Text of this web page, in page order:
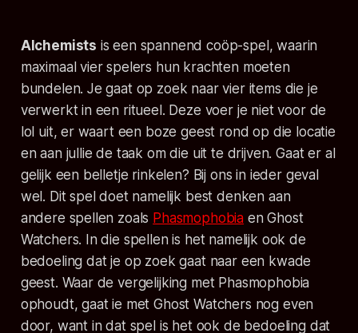
Alchemists is een spannend coöp-spel, waarin
maximaal vier spelers hun krachten moeten
bundelen. Je gaat op zoek naar vier items die je
verwerkt in een ritueel. Deze voer je niet voor de
lol uit, er waart een boze geest rond op die locatie
en aan jullie de taak om die uit te drijven. Gaat er al
gelijk een belletje rinkelen? Bij ons in ieder geval
wel. Dit spel doet namelijk best denken aan
andere spellen zoals Phasmophobia enGhost
Watchers. In die spellen is het namelijk ook de
bedoeling dat je op zoek gaat naar een kwade
geest. Waar de vergelijking met Phasmophobia
ophoudt, gaat ie metGhost Watchers nog even
door, want in dat spel is het ook de bedoeling dat